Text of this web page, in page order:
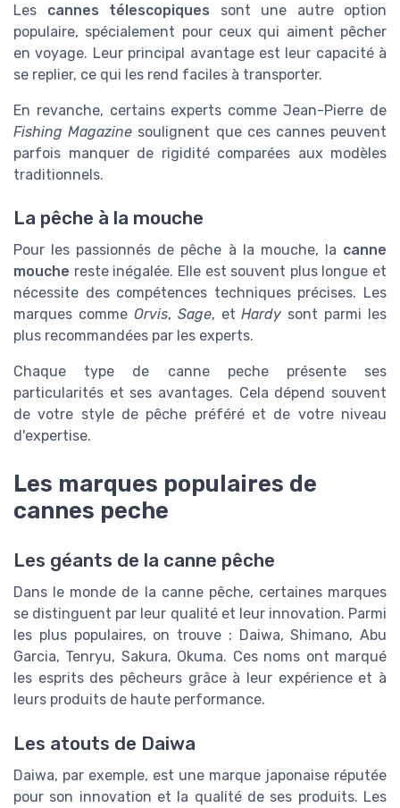
Les cannes télescopiques sont une autre option
populaire, spécialement pour ceux qui aiment pêcher
en voyage. Leur principal avantage est leur capacité à
se replier, ce qui les rend faciles à transporter.
En revanche, certains experts comme Jean-Pierre de
Fishing Magazine soulignent que ces cannes peuvent
parfois manquer de rigidité comparées aux modèles
traditionnels.
La pêche à la mouche
Pour les passionnés de pêche à la mouche, la canne
mouche reste inégalée. Elle est souvent plus longue et
nécessite des compétences techniques précises. Les
marques comme Orvis, Sage, etHardy sont parmi les
plus recommandées par les experts.
Chaque type de canne peche présente ses
particularités et ses avantages. Cela dépend souvent
de votre style de pêche préféré et de votre niveau
d'expertise.
Les marques populaires de
cannes peche
Les géants de la canne pêche
Dans le monde de la canne pêche, certaines marques
se distinguent par leur qualité et leur innovation. Parmi
les plus populaires, on trouve : Daiwa, Shimano, Abu
Garcia, Tenryu, Sakura, Okuma. Ces noms ont marqué
les esprits des pêcheurs grâce à leur expérience et à
leurs produits de haute performance.
Les atouts de Daiwa
Daiwa, par exemple, est une marque japonaise réputée
pour son innovation et la qualité de ses produits. Les